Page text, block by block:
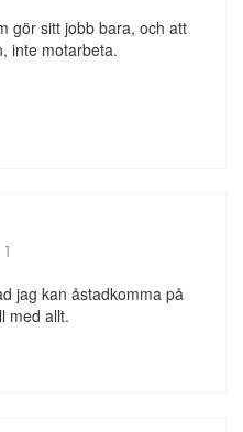
gör sitt jobb bara, och att
inte motarbeta.
1
jag kan åstadkomma på
med allt.